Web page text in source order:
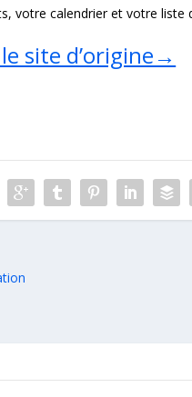
votre calendrier et votre liste
site d’origine→